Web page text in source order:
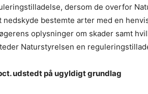
dersom de overfor
nedskyde bestemte arter med en
oplysninger om skader samt
Naturstyrelsen en
udstedt på ugyldigt grundlag